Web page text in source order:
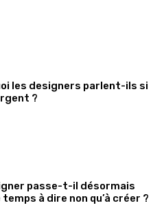
les designers parlent-ils si
?
passe-t-il désormais
temps à dire non qu’à créer ?